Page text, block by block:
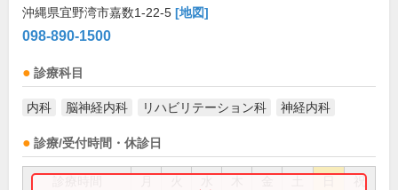
沖縄県宜野湾市嘉数1-22-5 [地図]
098-890-1500
診療科目
内科 脳神経内科 リハビリテーション科 神経内科
診療/受付時間・休診日
祝